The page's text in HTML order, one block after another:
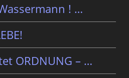
! …
ORDNUNG – …